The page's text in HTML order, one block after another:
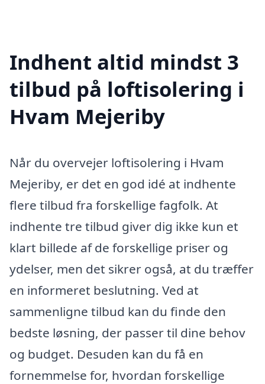
Indhent altid mindst 3
tilbud på loftisolering i
Hvam Mejeriby
Når du overvejer loftisolering i Hvam
Mejeriby, er det en god idé at indhente
flere tilbud fra forskellige fagfolk. At
indhente tre tilbud giver dig ikke kun et
klart billede af de forskellige priser og
ydelser, men det sikrer også, at du træffer
en informeret beslutning. Ved at
sammenligne tilbud kan du finde den
bedste løsning, der passer til dine behov
og budget. Desuden kan du få en
fornemmelse for, hvordan forskellige